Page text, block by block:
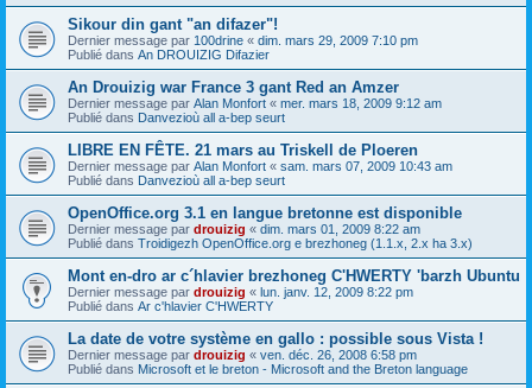
Sikour din gant "an difazer"!
Dernier message par 100drine « dim. mars 29, 2009 7:10 pm
Publié dans An DROUIZIG Difazier
An Drouizig war France 3 gant Red an Amzer
Dernier message par Alan Monfort « mer. mars 18, 2009 9:12 am
Publié dans Danvezioù all a-bep seurt
LIBRE EN FÊTE. 21 mars au Triskell de Ploeren
Dernier message par Alan Monfort « sam. mars 07, 2009 10:43 am
Publié dans Danvezioù all a-bep seurt
OpenOffice.org 3.1 en langue bretonne est disponible
Dernier message par drouizig « dim. mars 01, 2009 8:22 am
Publié dans Troidigezh OpenOffice.org e brezhoneg (1.1.x, 2.x ha 3.x)
Mont en-dro ar c´hlavier brezhoneg C'HWERTY 'barzh Ubuntu
Dernier message par drouizig « lun. janv. 12, 2009 8:22 pm
Publié dans Ar c'hlavier C'HWERTY
La date de votre système en gallo : possible sous Vista !
Dernier message par drouizig « ven. déc. 26, 2008 6:58 pm
Publié dans Microsoft et le breton - Microsoft and the Breton language